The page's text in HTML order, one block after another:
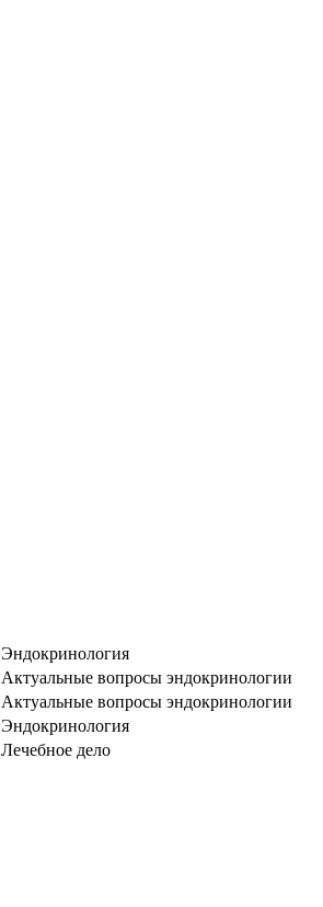
Эндокринология
Актуальные вопросы эндокринологии
Актуальные вопросы эндокринологии
Эндокринология
Лечебное дело